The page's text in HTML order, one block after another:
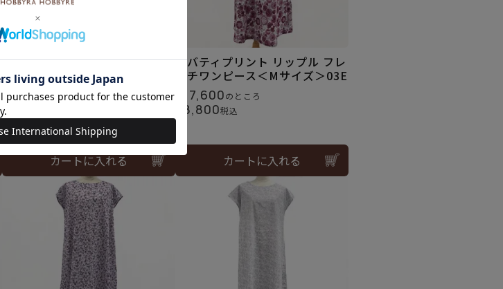
リバティプリント リップル フレ
ンチワンピース＜Mサイズ＞03A
¥17,600のところ
¥
カートに入れる
リバティプリント リップル フレ
ンチワンピース＜Mサイズ＞03E
17,600のところ
8,800税込
カートに入れる